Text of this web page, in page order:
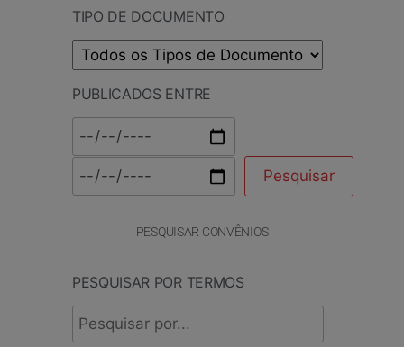
TIPO DE DOCUMENTO
PUBLICADOS ENTRE
PESQUISAR CONVÊNIOS
PESQUISAR POR TERMOS